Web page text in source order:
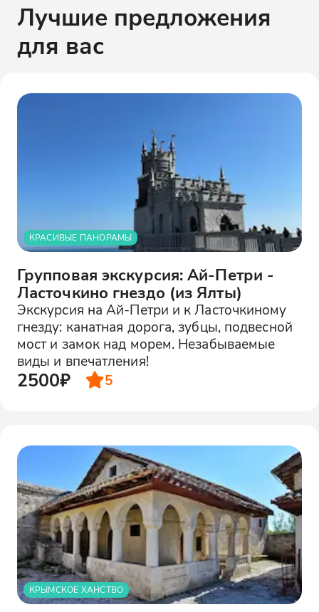
Лучшие предложения
для вас
КРАСИВЫЕ ПАНОРАМЫ
Групповая экскурсия: Ай-Петри -
Ласточкино гнездо (из Ялты)
Экскурсия на Ай-Петри и к Ласточкиному
гнезду: канатная дорога, зубцы, подвесной
мост и замок над морем. Незабываемые
виды и впечатления!
2500₽ 5
КРЫМСКОЕ ХАНСТВО